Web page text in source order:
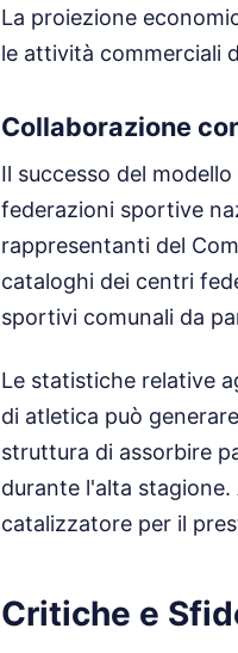
La proiezione
le attività commerciali
Collaborazione
Il successo del
federazioni sportive
rappresentanti del
cataloghi dei centri
sportivi comunali da
Le statistiche relative
di atletica può
struttura di assorbire
durante l'alta
catalizzatore per il
Critiche e